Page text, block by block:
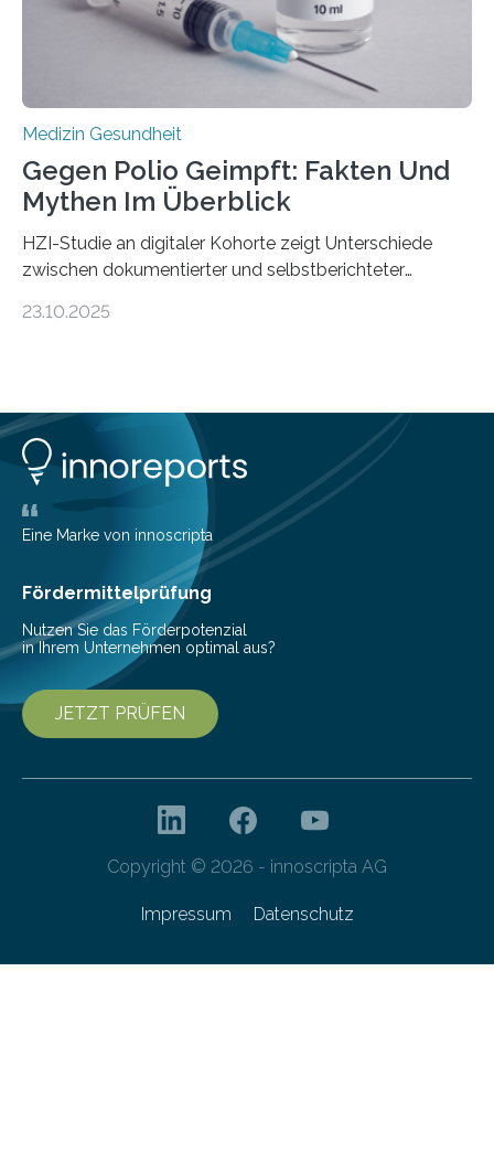
Medulloblastoms gefunden. Die Wilhelm Sander-
Stiftung unterstützte das Projekt…
Medizin Gesundheit
Gegen Polio Geimpft: Fakten Und
Mythen Im Überblick
HZI-Studie an digitaler Kohorte zeigt Unterschiede
zwischen dokumentierter und selbstberichteter
Kinderlähmung, ist eine ansteckende Krankheit, die
nur noch in zwei Ländern endemisch. Bis das Virus
weltweit ausgerottet ist, ist aber auch in Deutschland
ein Impfschutz wichtig, da das Virus jederzeit wieder
eingeschleppt werden könnte. Epidemiolog:innen des
Helmholtz-Zentrums für Infektionsforschung (HZI)
haben nun gezeigt, dass viele…
23.10.2025
Eine Marke von innoscripta
Fördermittelprüfung
Nutzen Sie das Förderpotenzial
in Ihrem Unternehmen optimal aus?
JETZT PRÜFEN
Copyright © 2026 - innoscripta AG
Impressum Datenschutz